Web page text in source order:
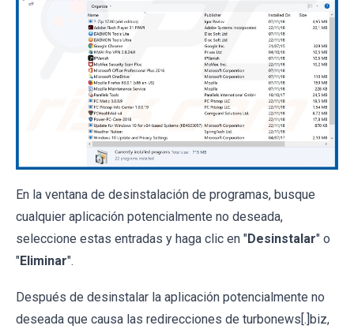
En la ventana de desinstalación de programas, busque
cualquier aplicación potencialmente no deseada,
seleccione estas entradas y haga clic en "Desinstalar" o
"Eliminar".
Después de desinstalar la aplicación potencialmente no
deseada que causa las redirecciones de turbonews[.]biz,